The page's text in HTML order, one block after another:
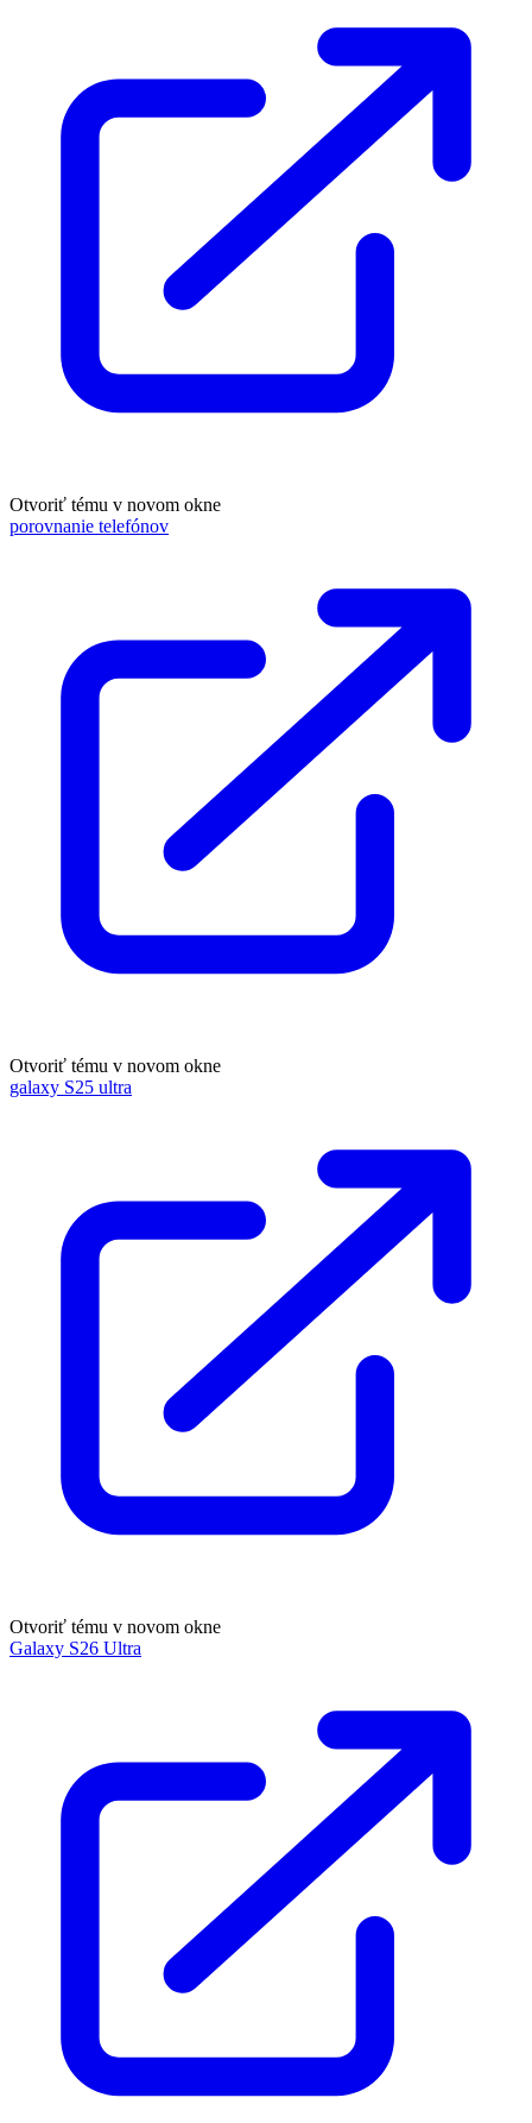
Otvoriť tému v novom okne
porovnanie telefónov
Otvoriť tému v novom okne
galaxy S25 ultra
Otvoriť tému v novom okne
Galaxy S26 Ultra